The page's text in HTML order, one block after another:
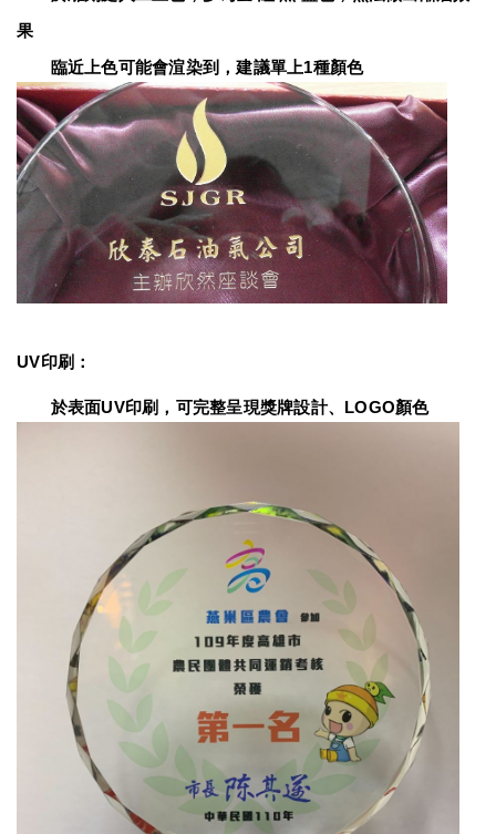
果
臨近上色可能會渲染到，建議單上1種顏色
UV印刷：
於表面UV印刷，可完整呈現獎牌設計、LOGO顏色